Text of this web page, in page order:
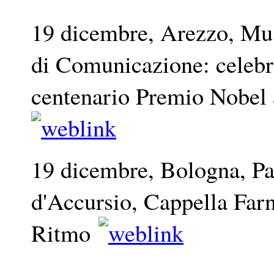
19 dicembre, Arezzo,
di Comunicazione:
centenario Premio
19 dicembre, Bologna,
d'Accursio, Cappella
Ritmo